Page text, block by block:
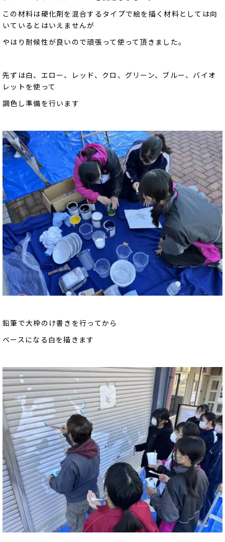
この材料は硬化剤を混合するタイプで絵を描く材料としては向
いているとはいえませんが
やはり耐候性が良いので頑張って使って頂きました。
先ずは白、エロー、レッド、クロ、グリーン、ブルー、バイオ
レットを使って
調色し準備を行います
鉛筆で大枠のけ書きを行ってから
ベースになる白を描きます